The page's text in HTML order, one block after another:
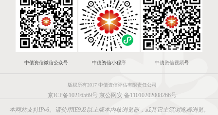
中债资信微信公众号 中债资信小程序 中债资信视频号
版权所有2017 中债资信评估有限责任公司
京ICP备10216569号 京公网安 备11010202008266号
本网站支持IPv6。请使用IE9及以上版本内核浏览器，或其它主流浏览器浏览。